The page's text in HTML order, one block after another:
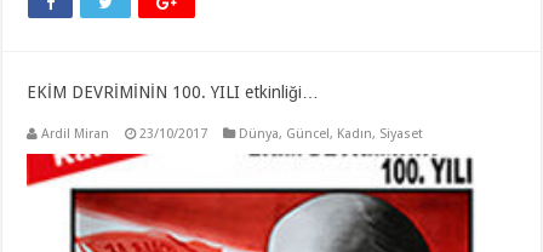
EKİM DEVRİMİNİN 100. YILI etkinliği…
Ardil Miran 23/10/2017 Dünya, Güncel, Kadın, Siyaset